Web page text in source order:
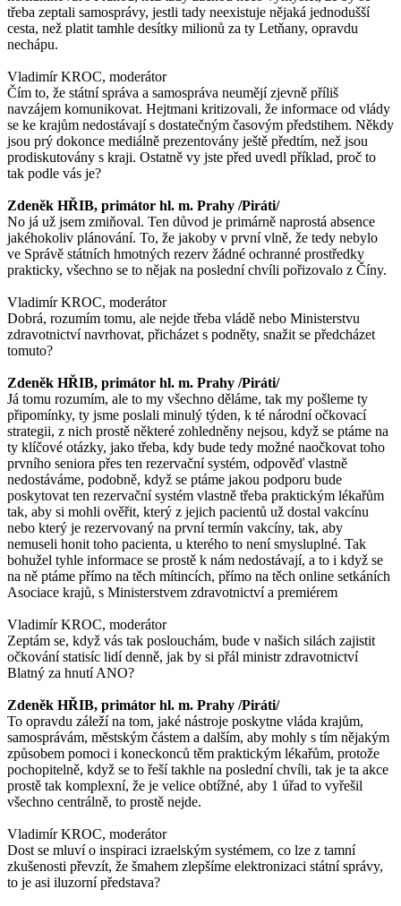
třeba zeptali samosprávy, jestli tady neexistuje nějaká jednodušší
cesta, než platit tamhle desítky milionů za ty Letňany, opravdu
nechápu.
Vladimír KROC, moderátor
Čím to, že státní správa a samospráva neumějí zjevně příliš
navzájem komunikovat. Hejtmani kritizovali, že informace od vlády
se ke krajům nedostávají s dostatečným časovým předstihem. Někdy
jsou prý dokonce mediálně prezentovány ještě předtím, než jsou
prodiskutovány s kraji. Ostatně vy jste před uvedl příklad, proč to
tak podle vás je?
Zdeněk HŘIB, primátor hl. m. Prahy /Piráti/
No já už jsem zmiňoval. Ten důvod je primárně naprostá absence
jakéhokoliv plánování. To, že jakoby v první vlně, že tedy nebylo
ve Správě státních hmotných rezerv žádné ochranné prostředky
prakticky, všechno se to nějak na poslední chvíli pořizovalo z Číny.
Vladimír KROC, moderátor
Dobrá, rozumím tomu, ale nejde třeba vládě nebo Ministerstvu
zdravotnictví navrhovat, přicházet s podněty, snažit se předcházet
tomuto?
Zdeněk HŘIB, primátor hl. m. Prahy /Piráti/
Já tomu rozumím, ale to my všechno děláme, tak my pošleme ty
připomínky, ty jsme poslali minulý týden, k té národní očkovací
strategii, z nich prostě některé zohledněny nejsou, když se ptáme na
ty klíčové otázky, jako třeba, kdy bude tedy možné naočkovat toho
prvního seniora přes ten rezervační systém, odpověď vlastně
nedostáváme, podobně, když se ptáme jakou podporu bude
poskytovat ten rezervační systém vlastně třeba praktickým lékařům
tak, aby si mohli ověřit, který z jejich pacientů už dostal vakcínu
nebo který je rezervovaný na první termín vakcíny, tak, aby
nemuseli honit toho pacienta, u kterého to není smysluplné. Tak
bohužel tyhle informace se prostě k nám nedostávají, a to i když se
na ně ptáme přímo na těch mítincích, přímo na těch online setkáních
Asociace krajů, s Ministerstvem zdravotnictví a premiérem
Vladimír KROC, moderátor
Zeptám se, když vás tak poslouchám, bude v našich silách zajistit
očkování statisíc lidí denně, jak by si přál ministr zdravotnictví
Blatný za hnutí ANO?
Zdeněk HŘIB, primátor hl. m. Prahy /Piráti/
To opravdu záleží na tom, jaké nástroje poskytne vláda krajům,
samosprávám, městským částem a dalším, aby mohly s tím nějakým
způsobem pomoci i koneckonců těm praktickým lékařům, protože
pochopitelně, když se to řeší takhle na poslední chvíli, tak je ta akce
prostě tak komplexní, že je velice obtížné, aby 1 úřad to vyřešil
všechno centrálně, to prostě nejde.
Vladimír KROC, moderátor
Dost se mluví o inspiraci izraelským systémem, co lze z tamní
zkušenosti převzít, že šmahem zlepšíme elektronizaci státní správy,
to je asi iluzorní představa?